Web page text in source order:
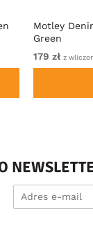
Motley
Green
179 zł z